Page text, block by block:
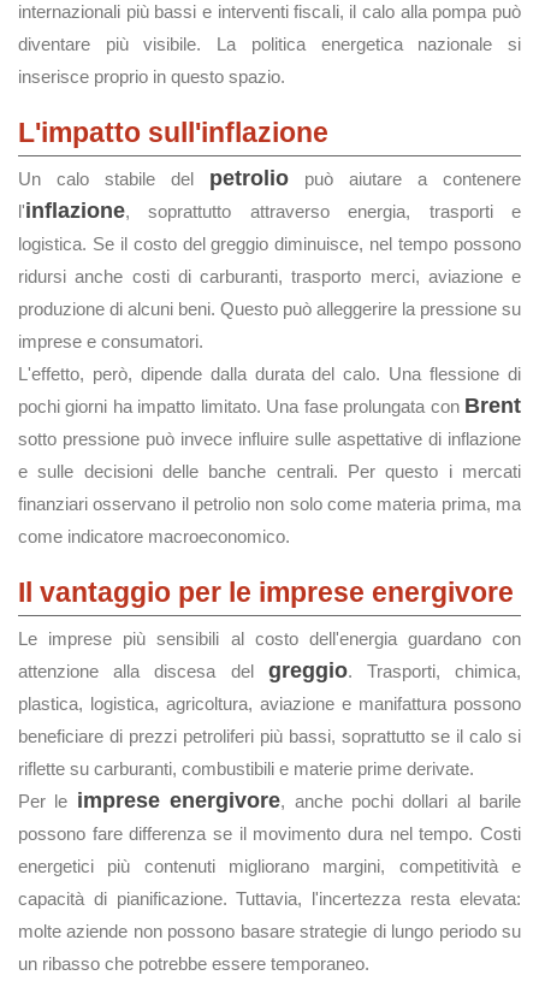
internazionali più bassi e interventi fiscali, il calo alla pompa può
diventare più visibile. La politica energetica nazionale si
inserisce proprio in questo spazio.
L'impatto sull'inflazione
Un calo stabile del petrolio può aiutare a contenere
l'inflazione, soprattutto attraverso energia, trasporti e
logistica. Se il costo del greggio diminuisce, nel tempo possono
ridursi anche costi di carburanti, trasporto merci, aviazione e
produzione di alcuni beni. Questo può alleggerire la pressione su
imprese e consumatori.
L'effetto, però, dipende dalla durata del calo. Una flessione di
pochi giorni ha impatto limitato. Una fase prolungata con Brent
sotto pressione può invece influire sulle aspettative di inflazione
e sulle decisioni delle banche centrali. Per questo i mercati
finanziari osservano il petrolio non solo come materia prima, ma
come indicatore macroeconomico.
Il vantaggio per le imprese energivore
Le imprese più sensibili al costo dell'energia guardano con
attenzione alla discesa del greggio. Trasporti, chimica,
plastica, logistica, agricoltura, aviazione e manifattura possono
beneficiare di prezzi petroliferi più bassi, soprattutto se il calo si
riflette su carburanti, combustibili e materie prime derivate.
Per le imprese energivore, anche pochi dollari al barile
possono fare differenza se il movimento dura nel tempo. Costi
energetici più contenuti migliorano margini, competitività e
capacità di pianificazione. Tuttavia, l'incertezza resta elevata:
molte aziende non possono basare strategie di lungo periodo su
un ribasso che potrebbe essere temporaneo.